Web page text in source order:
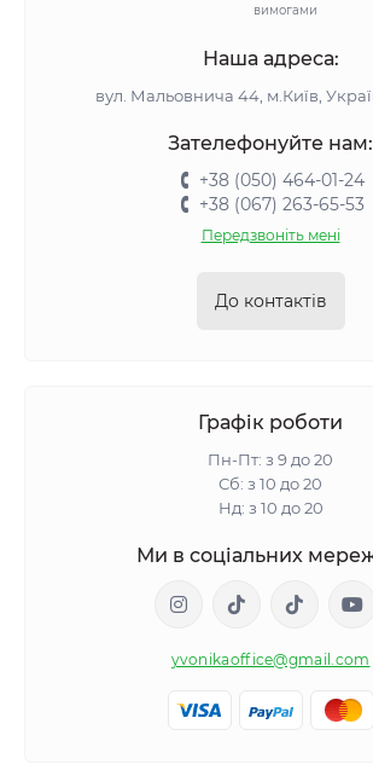
вимогами
Наша адреса:
вул. Мальовнича 44, м.Київ,
Зателефонуйте нам:
+38 (050) 464-01-24
+38 (067) 263-65-53
Передзвоніть мені
До контактів
Графік роботи
Пн-Пт: з 9 до 20
Сб: з 10 до 20
Нд: з 10 до 20
Ми в соціальних
yvonikaoffice@gmail.com